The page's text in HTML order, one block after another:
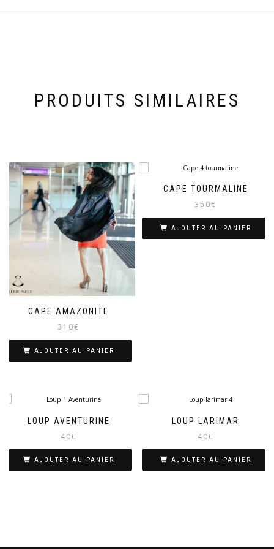
PRODUITS SIMILAIRES
CAPE AMAZONITE
310€
AJOUTER AU PANIER
CAPE TOURMALINE
350€
AJOUTER AU PANIER
LOUP AVENTURINE
40€
AJOUTER AU PANIER
LOUP LARIMAR
40€
AJOUTER AU PANIER